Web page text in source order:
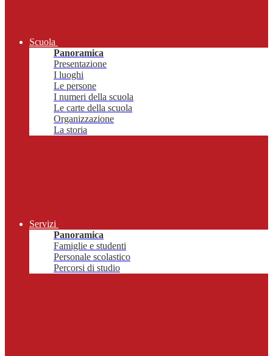
Scuola
Panoramica
Presentazione
I luoghi
Le persone
I numeri della scuola
Le carte della scuola
Organizzazione
La storia
Servizi
Panoramica
Famiglie e studenti
Personale scolastico
Percorsi di studio